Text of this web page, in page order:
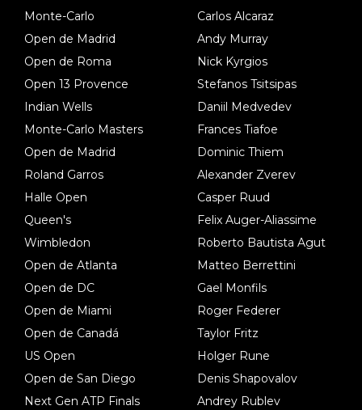
Monte-Carlo
Open de Madrid
Open de Roma
Open 13 Provence
Indian Wells
Monte-Carlo Masters
Open de Madrid
Roland Garros
Halle Open
Queen's
Wimbledon
Open de Atlanta
Open de DC
Open de Miami
Open de Canadá
US Open
Open de San Diego
Next Gen ATP Finals
Carlos Alcaraz
Andy Murray
Nick Kyrgios
Stefanos Tsitsipas
Daniil Medvedev
Frances Tiafoe
Dominic Thiem
Alexander Zverev
Casper Ruud
Felix Auger-Aliassime
Roberto Bautista Agut
Matteo Berrettini
Gael Monfils
Roger Federer
Taylor Fritz
Holger Rune
Denis Shapovalov
Andrey Rublev